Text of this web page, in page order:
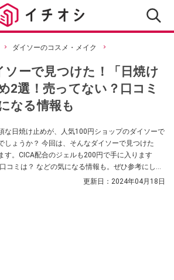
ダイソーのコスメ・メイク
ソーで見つけた！「日焼け
2選！売ってない？口コミ
なる情報も
な日焼け止めが、人気100円ショップのダイソーで
しょうか？ 今回は、そんなダイソーで見つけた
す。CICA配合のジェルも200円で手に入ります
コミは？ などの気になる情報も。ぜひ参考にして
更新日： 2024年04月18日